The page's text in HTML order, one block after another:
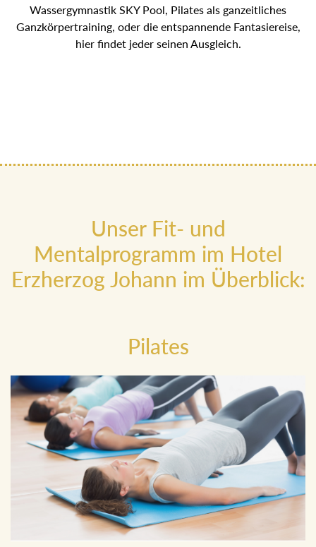
Wassergymnastik SKY Pool, Pilates als ganzeitliches
Ganzkörpertraining, oder die entspannende Fantasiereise,
hier findet jeder seinen Ausgleich.
Unser Fit- und
Mentalprogramm im Hotel
Erzherzog Johann im Überblick:
Pilates